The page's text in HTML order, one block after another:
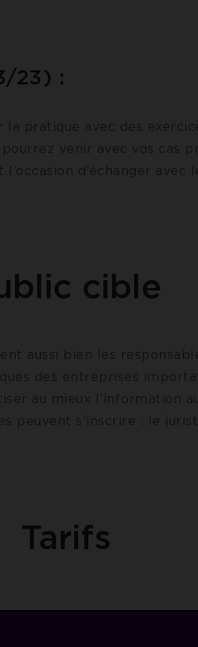
23) :
la pratique avec des
venir avec vos cas
d’échanger avec
cible
aussi bien les
des entreprises
au mieux l’information au
peuvent s’inscrire : le
Tarifs